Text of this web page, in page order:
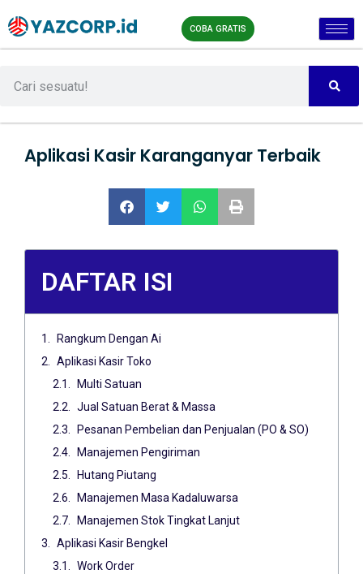
COBA GRATIS
Aplikasi Kasir Karanganyar Terbaik
DAFTAR ISI
Rangkum Dengan Ai
Aplikasi Kasir Toko
Multi Satuan
Jual Satuan Berat & Massa
Pesanan Pembelian dan Penjualan (PO & SO)
Manajemen Pengiriman
Hutang Piutang
Manajemen Masa Kadaluwarsa
Manajemen Stok Tingkat Lanjut
Aplikasi Kasir Bengkel
Work Order